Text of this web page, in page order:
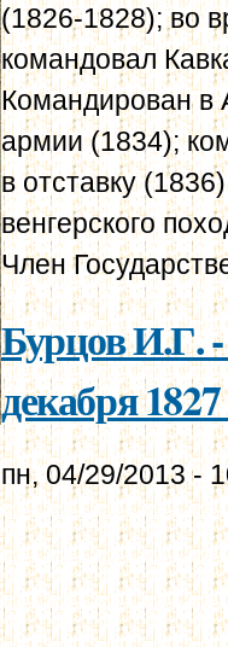
(1826-1828); во
командовал
Командирован в
армии (1834);
в отставку
венгерского
Член
Бурцов И.Г.
декабря 1827
пн, 04/29/2013 -